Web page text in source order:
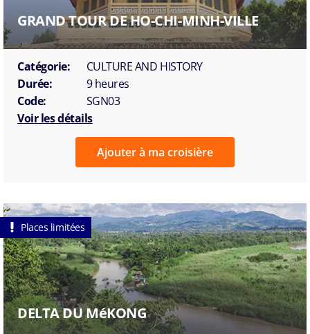
GRAND TOUR DE HO-CHI-MINH-VILLE
Catégorie:
CULTURE AND HISTORY
Durée:
9 heures
Code:
SGN03
Voir les détails
Ajouter à ma croisière
Places limitées
DELTA DU MéKONG